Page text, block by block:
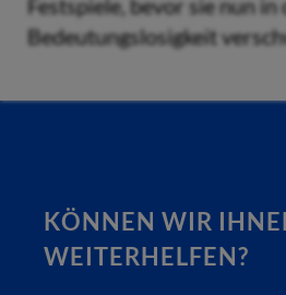
Festspiele, bevor sie nun
Bedeutungslosigkeit
KÖNNEN WIR
WEITERHELFEN?